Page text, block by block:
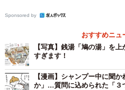
Sponsored by
おすすめニュ
【写真】銭湯「鳩の湯」を
すぎます！
【漫画】シャンプー中に聞
か」…質問に込められた「３